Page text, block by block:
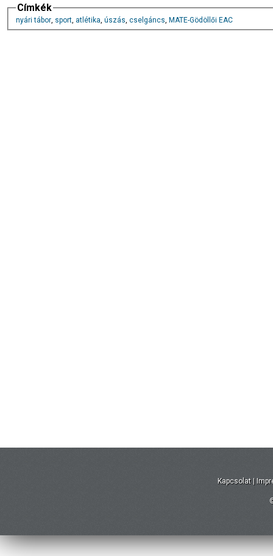
Címkék
nyári tábor, sport, atlétika, úszás, cselgáncs, MATE-Gödöllői EAC
Kapcsolat |